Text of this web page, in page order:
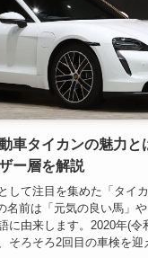
車タイカンの魅力と
ー層を解説
して注目を集めた「タイ
名前は「元気の良い馬」
に由来します。2020年(令
そろそろ2回目の車検を迎